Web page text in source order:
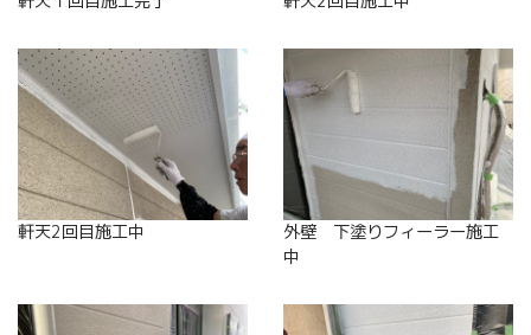
軒天2回目施工中
外壁 下塗りフィーラー施工
中